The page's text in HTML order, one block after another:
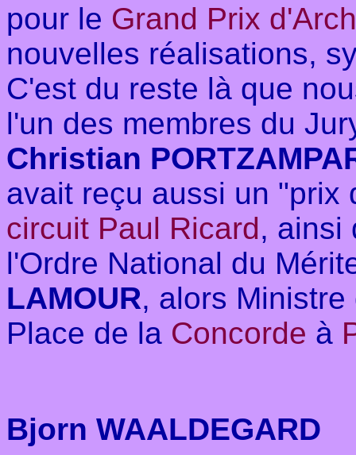
pour le Grand Prix
nouvelles réalisations,
C'est du reste là que
l'un des membres du
Christian
avait reçu aussi un
circuit Paul Ricard, ainsi
l'Ordre National du
LAMOUR, alors
Place de la Concorde à
Bjorn WAALDEGARD